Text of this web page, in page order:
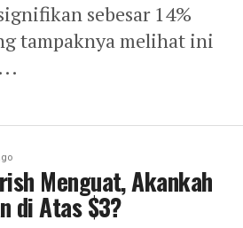
sebesar 14%
tampaknya melihat ini
Menguat, Akankah
di Atas $3?